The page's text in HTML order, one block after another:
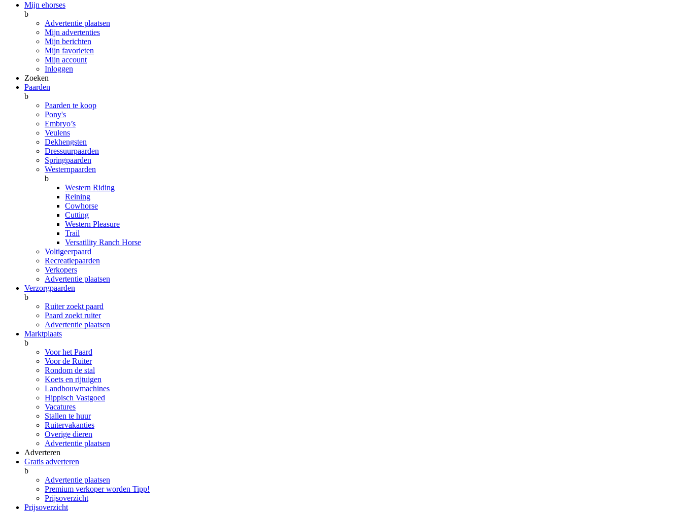
Mijn ehorses
b
Advertentie plaatsen
Mijn advertenties
Mijn berichten
Mijn favorieten
Mijn account
Inloggen
Zoeken
Paarden
b
Paarden te koop
Pony's
Embryo’s
Veulens
Dekhengsten
Dressuurpaarden
Springpaarden
Westernpaarden
b
Western Riding
Reining
Cowhorse
Cutting
Western Pleasure
Trail
Versatility Ranch Horse
Voltigeerpaard
Recreatiepaarden
Verkopers
Advertentie plaatsen
Verzorgpaarden
b
Ruiter zoekt paard
Paard zoekt ruiter
Advertentie plaatsen
Marktplaats
b
Voor het Paard
Voor de Ruiter
Rondom de stal
Koets en rijtuigen
Landbouwmachines
Hippisch Vastgoed
Vacatures
Stallen te huur
Ruitervakanties
Overige dieren
Advertentie plaatsen
Adverteren
Gratis adverteren
b
Advertentie plaatsen
Premium verkoper worden Tipp!
Prijsoverzicht
Prijsoverzicht